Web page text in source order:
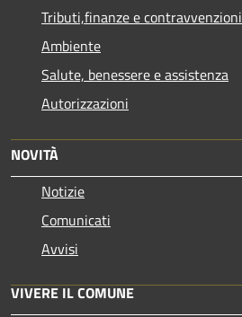
Tributi,finanze e contravvenzioni
Ambiente
Salute, benessere e assistenza
Autorizzazioni
NOVITÀ
Notizie
Comunicati
Avvisi
VIVERE IL COMUNE